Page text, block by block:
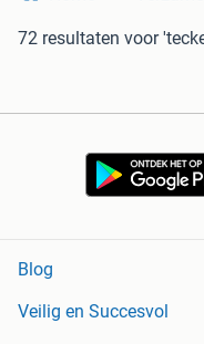
72 resultaten voor
Blog
Veilig en Succesvol